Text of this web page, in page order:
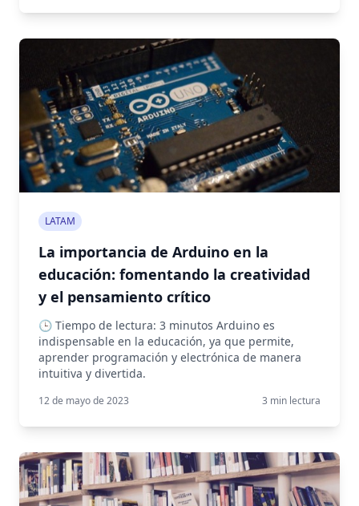
LATAM
La importancia de Arduino en la
educación: fomentando la creatividad
y el pensamiento crítico
🕒 Tiempo de lectura: 3 minutos Arduino es
indispensable en la educación, ya que permite,
aprender programación y electrónica de manera
intuitiva y divertida.
12 de mayo de 2023 3 min lectura